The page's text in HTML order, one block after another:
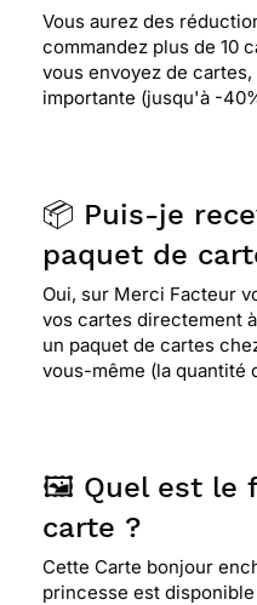
Vous aurez des
commandez plus de 10
vous envoyez de
importante (jusqu'à -
📦 Puis-je
paquet de
Oui, sur Merci Facteur
vos cartes directement
un paquet de cartes
vous-même (la quantité
🖼️ Quel est le
carte ?
Cette Carte bonjour
princesse est